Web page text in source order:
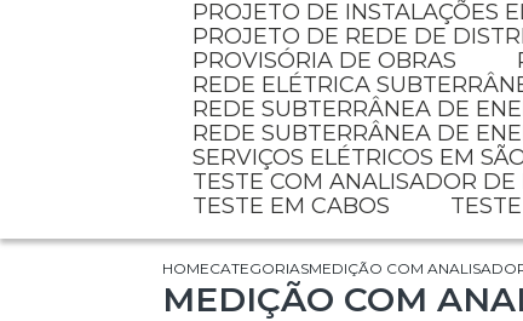
PROJETO DE INSTALAÇÕES
PROJETO DE REDE DE
PROVISÓRIA DE OBRAS
REDE ELÉTRICA
REDE SUBTERRÂNEA DE
REDE SUBTERRÂNEA DE
SERVIÇOS ELÉTRICOS EM
TESTE COM ANALISADOR
TESTE EM CABOS
HOMECATEGORIASMEDIÇÃO COM
MEDIÇÃO COM